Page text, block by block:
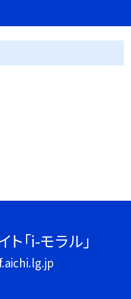
「i-モラル」